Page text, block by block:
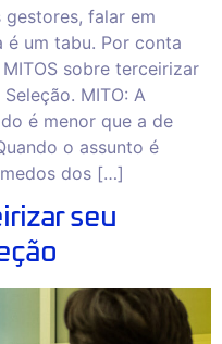
falar em
um tabu. Por conta
sobre terceirizar
MITO: A
é menor que a de
o assunto é
dos […]
seu